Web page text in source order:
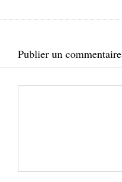
Publier un commentaire